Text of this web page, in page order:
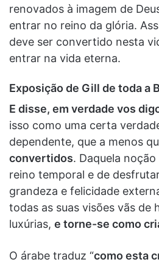
renovados à imagem de
entrar no reino da glória.
deve ser convertido nesta
entrar na vida eterna.
Exposição de Gill de toda a
E disse, em verdade vos
isso como uma certa
dependente, que a menos
convertidos. Daquela
reino temporal e de
grandeza e felicidade
todas as suas visões vãs de
luxúrias, e torne-se como
O árabe traduz “como esta